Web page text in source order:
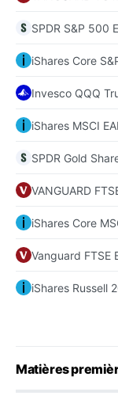
SPDR S&P 500
iShares Core
Invesco QQQ
iShares MSCI
SPDR Gold
VANGUARD
iShares Core
Vanguard FTSE
iShares Russell
Matières